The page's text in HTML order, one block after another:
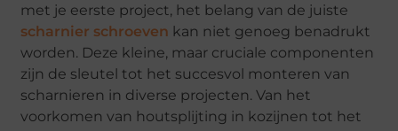
met je eerste project, het belang van de juiste
scharnier schroeven kan niet genoeg benadrukt
worden. Deze kleine, maar cruciale componenten
zijn de sleutel tot het succesvol monteren van
scharnieren in diverse projecten. Van het
voorkomen van houtsplijting in kozijnen tot het